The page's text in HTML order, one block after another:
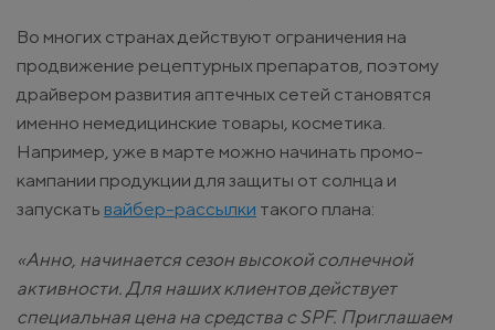
Во многих странах действуют ограничения на
продвижение рецептурных препаратов, поэтому
драйвером развития аптечных сетей становятся
именно немедицинские товары, косметика.
Например, уже в марте можно начинать промо-
кампании продукции для защиты от солнца и
запускать вайбер-рассылки такого плана:
«Анно, начинается сезон высокой солнечной
активности. Для наших клиентов действует
специальная цена на средства с SPF. Приглашаем